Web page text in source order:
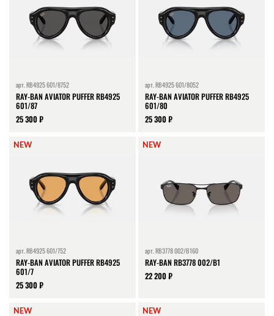
арт.RB4925 601/8752
RAY-BAN AVIATOR PUFFER RB4925
601/87
25 300 ₽
арт.RB4925 601/8052
RAY-BAN AVIATOR PUFFER RB4925
601/80
25 300 ₽
NEW
арт.RB4925 601/752
RAY-BAN AVIATOR PUFFER RB4925
601/7
25 300 ₽
NEW
арт. RB3778 002/B160
RAY-BAN RB3778 002/B1
22 200 ₽
NEW NEW